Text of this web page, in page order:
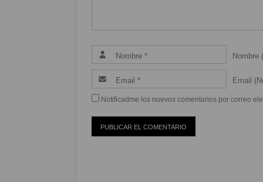
Nombre
Email
Notificadme los nuevos comentarios por correo